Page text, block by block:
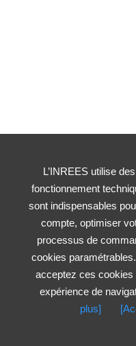
L’INREES utilise
fonctionnement
sont indispensables
compte, optimiser
processus de
cookies
acceptez ces
expérience de
plus]